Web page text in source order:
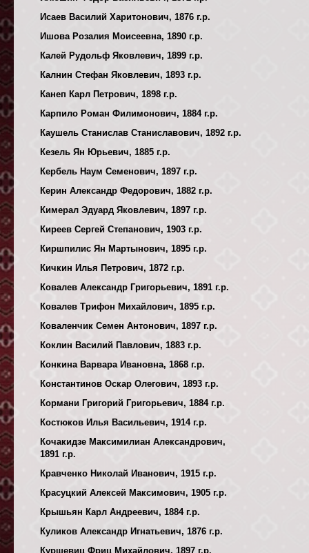
Исаев Василий Харитонович, 1876 г.р.
Ишова Розалия Моисеевна, 1890 г.р.
Калей Рудольф Яковлевич, 1899 г.р.
Калнин Стефан Яковлевич, 1893 г.р.
Канеп Карл Петрович, 1898 г.р.
Карпило Роман Филимонович, 1884 г.р.
Каушель Станислав Станиславович, 1892 г.р.
Кезель Ян Юрьевич, 1885 г.р.
Кербель Наум Семенович, 1897 г.р.
Керин Александр Федорович, 1882 г.р.
Кимерал Эдуард Яковлевич, 1897 г.р.
Киреев Сергей Степанович, 1903 г.р.
Киршпилис Ян Мартынович, 1895 г.р.
Кичкин Илья Петрович, 1872 г.р.
Ковалев Александр Григорьевич, 1891 г.р.
Ковалев Трифон Михайлович, 1895 г.р.
Коваленчик Семен Антонович, 1897 г.р.
Коклин Василий Павлович, 1883 г.р.
Конкина Варвара Ивановна, 1868 г.р.
Константинов Оскар Олегович, 1893 г.р.
Кормани Григорий Григорьевич, 1884 г.р.
Костюков Илья Васильевич, 1914 г.р.
Кочакидзе Максимилиан Александрович,
1891 г.р.
Кравченко Николай Иванович, 1915 г.р.
Красуцкий Алексей Максимович, 1905 г.р.
Крышьян Карл Андреевич, 1884 г.р.
Куликов Александр Игнатьевич, 1876 г.р.
Куршевиц Фриц Михайлович, 1897 г.р.